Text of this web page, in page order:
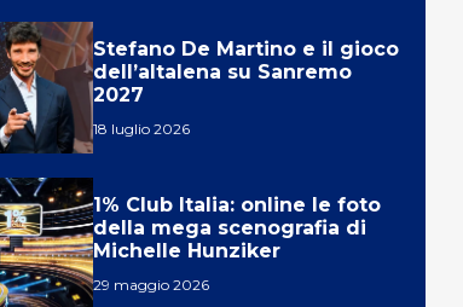
Stefano De Martino e il gioco
dell’altalena su Sanremo
2027
18 luglio 2026
1% Club Italia: online le foto
della mega scenografia di
Michelle Hunziker
29 maggio 2026